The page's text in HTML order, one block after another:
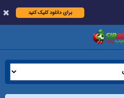
برای دانلود کلیک کنید